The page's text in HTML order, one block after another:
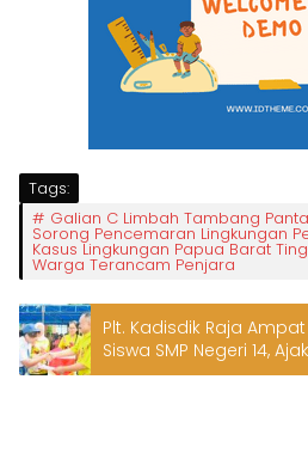
Tags:
Galian C Limbah Tambang
Sorong Pencemaran Lingkungan
Kasus Lingkungan Papua Barat
Warga Terancam Penjara
Plt. Kadisdik Raja
Siswa SMP Negeri 14,
Generasi Tangguh